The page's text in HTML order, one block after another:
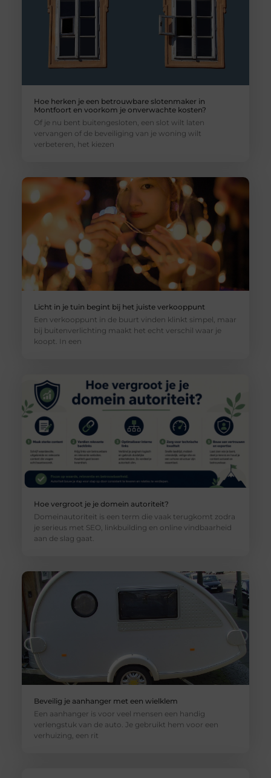
Hoe herken je een betrouwbare slotenmaker in
Montfoort en voorkom je onverwachte kosten?
Of je nu bent buitengesloten, een slot wilt laten
vervangen of de beveiliging van je woning wilt
verbeteren, het kiezen
Licht in je tuin begint bij het juiste verkooppunt
Een verkooppunt in de buurt vinden klinkt simpel, maar
bij buitenverlichting maakt het echt verschil waar je
koopt. In een
Hoe vergroot je je domein autoriteit?
Domeinautoriteit is een term die vaak terugkomt zodra
je serieus met SEO, linkbuilding en online vindbaarheid
aan de slag gaat.
Beveilig je aanhanger met een wielklem
Een aanhanger is voor veel mensen een handig
verlengstuk van de auto. Je gebruikt hem voor een
verhuizing, een rit